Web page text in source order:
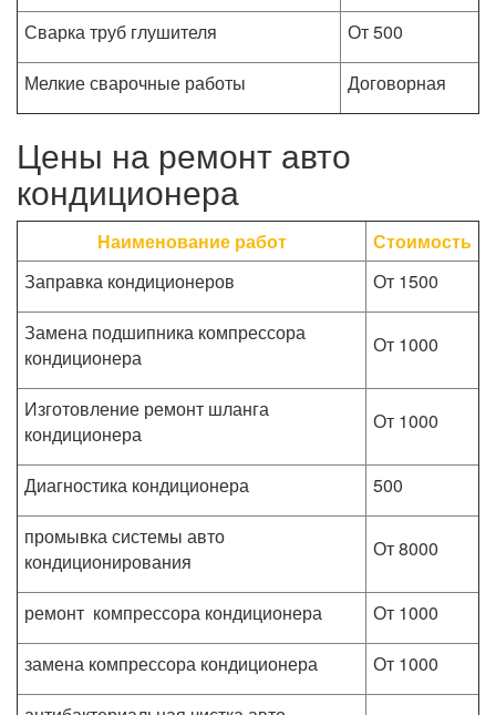
Сварка труб глушителя
От 500
Мелкие сварочные работы
Договорная
Цены на ремонт авто
кондиционера
Наименование работ
Стоимость
Заправка кондиционеров
От 1500
Замена подшипника компрессора
кондиционера
От 1000
Изготовление ремонт шланга
кондиционера
От 1000
Диагностика кондиционера
500
промывка системы авто
кондиционирования
От 8000
ремонт компрессора кондиционера
От 1000
замена компрессора кондиционера
От 1000